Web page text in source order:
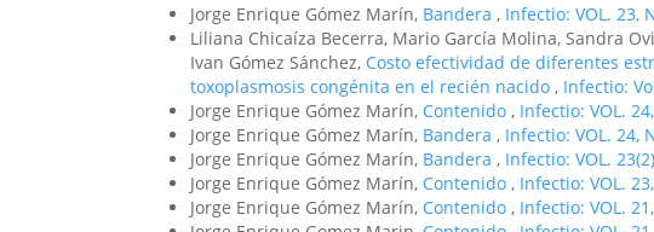
Jorge Enrique Gómez Marín, Bandera , Infectio: VOL. 23,
Liliana Chicaíza Becerra, Mario García Molina, Sandra
Ivan Gómez Sánchez, Costo efectividad de diferentes
toxoplasmosis congénita en el recién nacido , Infectio:
Jorge Enrique Gómez Marín, Contenido , Infectio: VOL.
Jorge Enrique Gómez Marín, Bandera , Infectio: VOL. 24,
Jorge Enrique Gómez Marín, Bandera , Infectio: VOL.
Jorge Enrique Gómez Marín, Contenido , Infectio: VOL.
Jorge Enrique Gómez Marín, Contenido , Infectio: VOL.